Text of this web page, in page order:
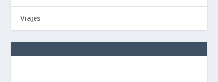
Viajes